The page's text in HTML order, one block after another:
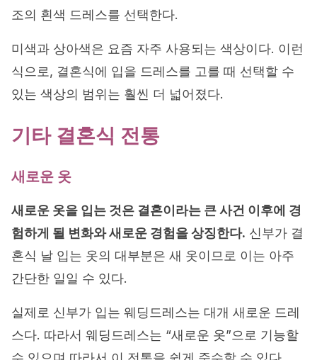
조의 흰색 드레스를 선택한다.
미색과 상아색은 요즘 자주 사용되는 색상이다. 이런
식으로, 결혼식에 입을 드레스를 고를 때 선택할 수
있는 색상의 범위는 훨씬 더 넓어졌다.
기타 결혼식 전통
새로운 옷
새로운 옷을 입는 것은 결혼이라는 큰 사건 이후에 경
험하게 될 변화와 새로운 경험을 상징한다. 신부가 결
혼식 날 입는 옷의 대부분은 새 옷이므로 이는 아주
간단한 일일 수 있다.
실제로 신부가 입는 웨딩드레스는 대개 새로운 드레
스다. 따라서 웨딩드레스는 “새로운 옷”으로 기능할